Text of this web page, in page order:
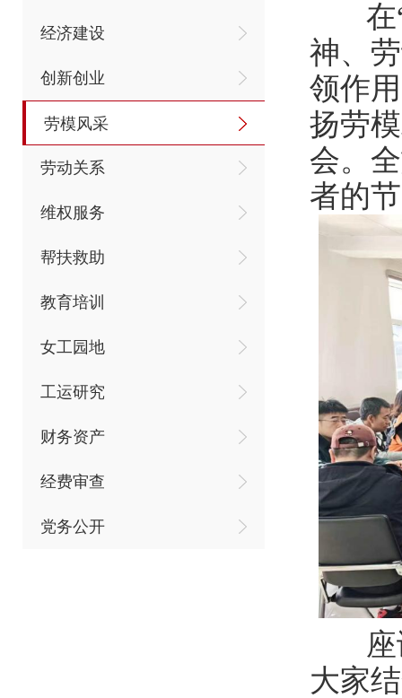
经济建设
创新创业
劳模风采
劳动关系
维权服务
帮扶救助
教育培训
女工园地
工运研究
财务资产
经费审查
党务公开
在“
神、
领作
扬劳
会。
者的
座谈
大家